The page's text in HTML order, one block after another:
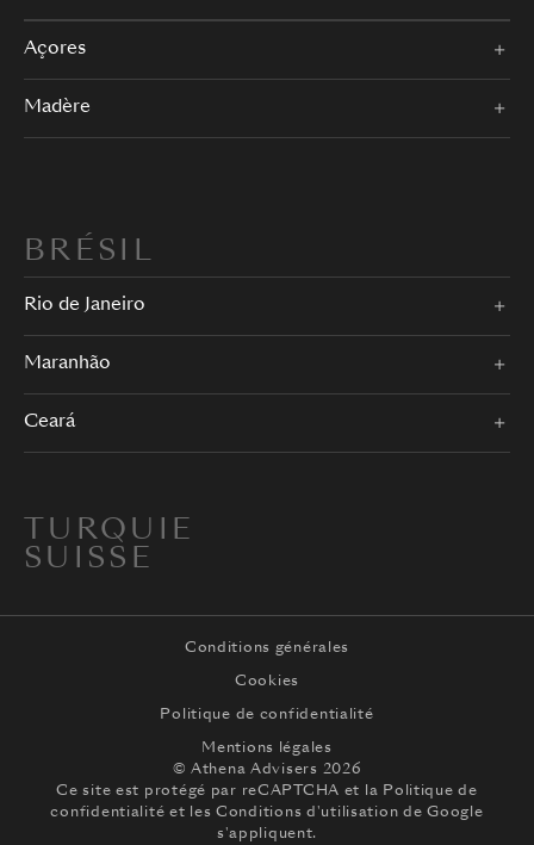
Açores
Madère
BRÉSIL
Rio de Janeiro
Maranhão
Ceará
TURQUIE
SUISSE
Conditions générales
Cookies
Politique de confidentialité
Mentions légales
© Athena Advisers 2026
Ce site est protégé par reCAPTCHA et la Politique de
confidentialité et lesConditions d'utilisation de Google
s'appliquent.